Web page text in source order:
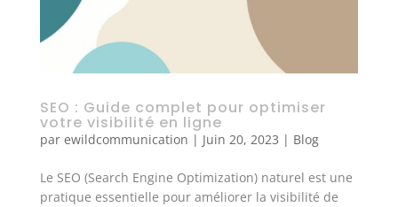
SEO : Guide complet pour optimiser
votre visibilité en ligne
par ewildcommunication | Juin 20, 2023 | Blog
Le SEO (Search Engine Optimization) naturel est une
pratique essentielle pour améliorer la visibilité de